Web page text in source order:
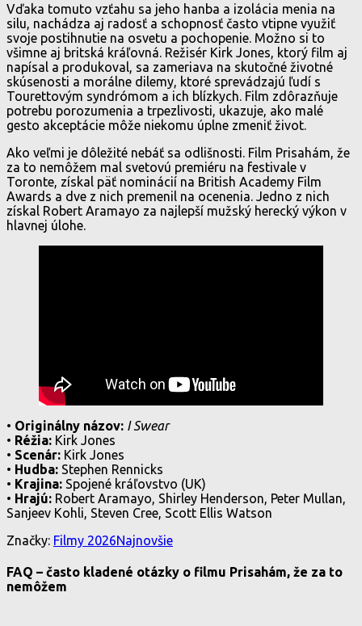
Vďaka tomuto vzťahu sa jeho hanba a izolácia menia na
silu, nachádza aj radosť a schopnosť často vtipne využiť
svoje postihnutie na osvetu a pochopenie. Možno si to
všimne aj britská kráľovná. Režisér Kirk Jones, ktorý film aj
napísal a produkoval, sa zameriava na skutočné životné
skúsenosti a morálne dilemy, ktoré sprevádzajú ľudí s
Tourettovým syndrómom a ich blízkych. Film zdôrazňuje
potrebu porozumenia a trpezlivosti, ukazuje, ako malé
gesto akceptácie môže niekomu úplne zmeniť život.
Ako veľmi je dôležité nebáť sa odlišnosti. Film Prisahám, že
za to nemôžem mal svetovú premiéru na festivale v
Toronte, získal päť nominácií na British Academy Film
Awards a dve z nich premenil na ocenenia. Jedno z nich
získal Robert Aramayo za najlepší mužský herecký výkon v
hlavnej úlohe.
• Originálny názov: I Swear
• Réžia: Kirk Jones
• Scenár: Kirk Jones
• Hudba: Stephen Rennicks
• Krajina: Spojené kráľovstvo (UK)
• Hrajú: Robert Aramayo, Shirley Henderson, Peter Mullan,
Sanjeev Kohli, Steven Cree, Scott Ellis Watson
Značky: Filmy 2026Najnovšie
FAQ – často kladené otázky o filmu Prisahám, že za to
nemôžem